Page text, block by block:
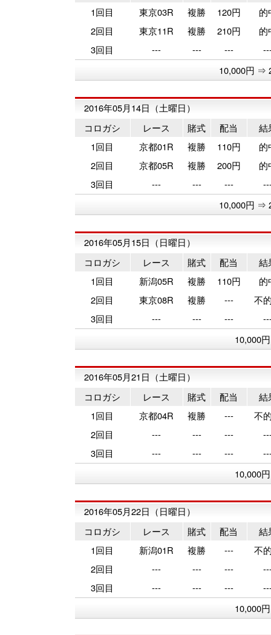
1回目
東京03R 複勝 120円
的
2回目
東京11R 複勝 210円
的
3回目
--- --- ---
10,000円 ⇒
2016年05月14日（土曜日）
コロガシ
レース 賭式 配当
結
1回目
京都01R 複勝 110円
的
2回目
京都05R 複勝 200円
的
3回目
--- --- ---
10,000円 ⇒
2016年05月15日（日曜日）
コロガシ
レース 賭式 配当
結
1回目
新潟05R 複勝 110円
的
2回目
東京08R 複勝 ---
不
3回目
--- --- ---
10,000
2016年05月21日（土曜日）
コロガシ
レース 賭式 配当
結
1回目
京都04R 複勝 ---
不
2回目
--- --- ---
3回目
--- --- ---
10,000
2016年05月22日（日曜日）
コロガシ
レース 賭式 配当
結
1回目
新潟01R 複勝 ---
不
2回目
--- --- ---
3回目
--- --- ---
10,000